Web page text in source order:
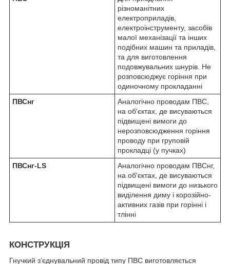
різноманітних
електроприладів,
електроінструменту, засобів
малої механізації та інших
подібних машин та приладів,
та для виготовлення
подовжувальних шнурів. Не
розповсюджує горіння при
одиночному прокладанні
ПВСнг
Аналогічно проводам ПВС,
на об'єктах, де висуваються
підвищені вимоги до
нерозповсюдження горіння
проводу при груповій
прокладці (у пучках)
ПВСнг-LS
Аналогічно проводам ПВСнг,
на об'єктах, де висуваються
підвищені вимоги до низького
виділення диму і корозійно-
активних газів при горінні і
тлінні
КОНСТРУКЦІЯ
Гнучкий з’єднувальний провід типу ПВС виготовляється